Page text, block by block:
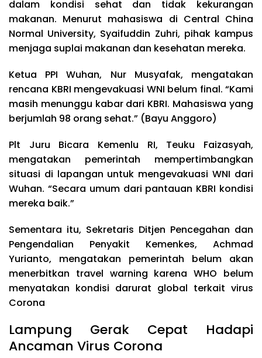
dalam kondisi sehat dan tidak kekurangan
makanan. Menurut mahasiswa di Central China
Normal University, Syaifuddin Zuhri, pihak kampus
menjaga suplai makanan dan kesehatan mereka.
Ketua PPI Wuhan, Nur Musyafak, mengatakan
rencana KBRI mengevakuasi WNI belum final. “Kami
masih menunggu kabar dari KBRI. Mahasiswa yang
berjumlah 98 orang sehat.” (Bayu Anggoro)
Plt Juru Bicara Kemenlu RI, Teuku Faizasyah,
mengatakan pemerintah mempertimbangkan
situasi di lapangan untuk mengevakuasi WNI dari
Wuhan. “Secara umum dari pantauan KBRI kondisi
mereka baik.”
Sementara itu, Sekretaris Ditjen Pencegahan dan
Pengendalian Penyakit Kemenkes, Achmad
Yurianto, mengatakan pemerintah belum akan
menerbitkan travel warning karena WHO belum
menyatakan kondisi darurat global terkait virus
Corona
Lampung Gerak Cepat Hadapi
Ancaman Virus Corona